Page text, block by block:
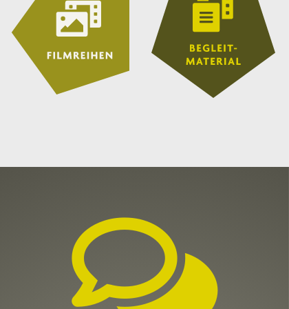
sehen: In»Sweet Disaster«spielt
er einen flotten Piloten im
Liebesdreieck – und an der Seite
vonFriederike Kempterund
Lena Urzendowsky
Kokon«).
8.–13. Jahrgangsstufe